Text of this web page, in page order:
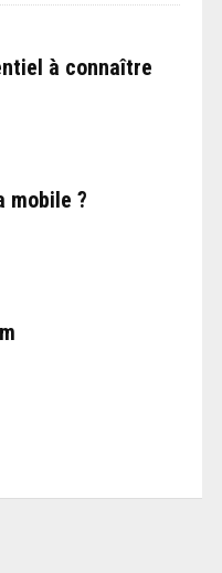
à connaître
mobile ?